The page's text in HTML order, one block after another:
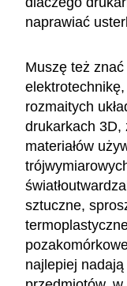
naprawiać
Muszę też
rozmaitych
drukarkach 3D,
materiałów
sztuczne,
najlepiej